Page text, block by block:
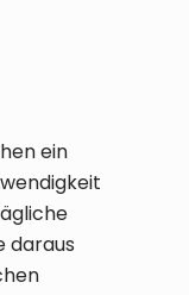
ein
daraus